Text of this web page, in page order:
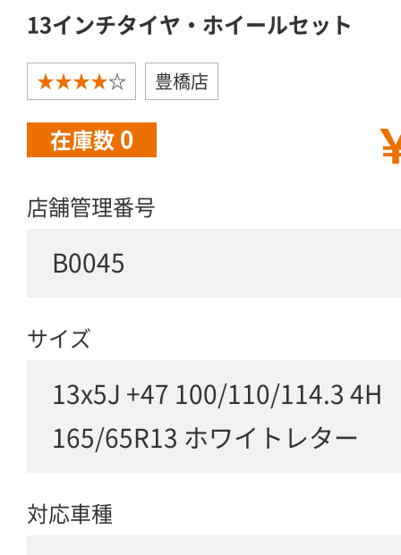
13インチタイヤ・ホイールセット
★★★★☆ 豊橋店
在庫数 0
店舗管理番号
B0045
サイズ
13x5J +47 100/110/114.3 4H
165/65R13 ホワイトレター
対応車種